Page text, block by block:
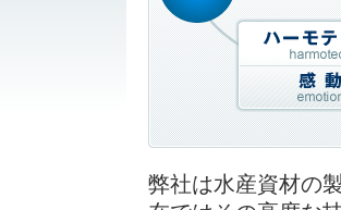
弊社は水産資材の